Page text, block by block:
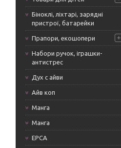
Біноклі, ліхтарі, зарядні
пристрої, батарейки
Прапори, екошопери
Набори ручок, іграшки-
антистрес
Дух с айви
Айв коп
Манга
Манга
ЕРСА